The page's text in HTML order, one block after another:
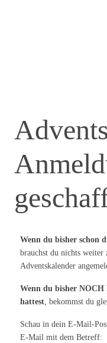
Wenn du bisher schon
brauchst du nichts
Adventskalender
Wenn du bisher
hattest, bekommst du
Schau in dein E-Mail-
E-Mail mit dem Betreff: